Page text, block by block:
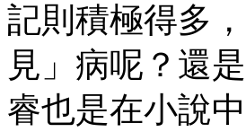
記則積極得多
見」病呢？還
睿也是在小說